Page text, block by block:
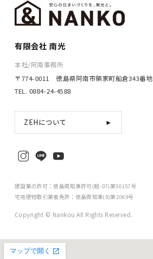
有限会社 南光
本社/阿南事務所
〒774-0011 徳島県阿南市領家町船倉343番地
TEL. 0884-24-4588
ZEHについて ►
建設業の許可：徳島県知事許可(般-07)第30157号
宅地建物取引業者免許：徳島県知事(8)第2069号
Copyright © Nankou All Rights Reserved.